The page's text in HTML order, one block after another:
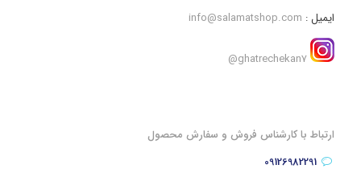
ایمیل : info@salamatshop.com
ghatrechekan7@
ارتباط با کارشناس فروش و سفارش محصول
09126982291